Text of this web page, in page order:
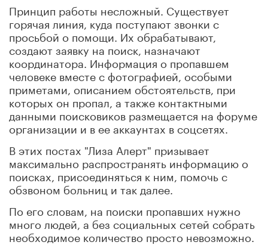
Принцип работы несложный. Существует
горячая линия, куда поступают звонки с
просьбой о помощи. Их обрабатывают,
создают заявку на поиск, назначают
координатора. Информация о пропавшем
человеке вместе с фотографией, особыми
приметами, описанием обстоятельств, при
которых он пропал, а также контактными
данными поисковиков размещается на форуме
организации и в ее аккаунтах в соцсетях.
В этих постах "Лиза Алерт" призывает
максимально распространять информацию о
поисках, присоединяться к ним, помочь с
обзвоном больниц и так далее.
По его словам, на поиски пропавших нужно
много людей, а без социальных сетей собрать
необходимое количество просто невозможно.